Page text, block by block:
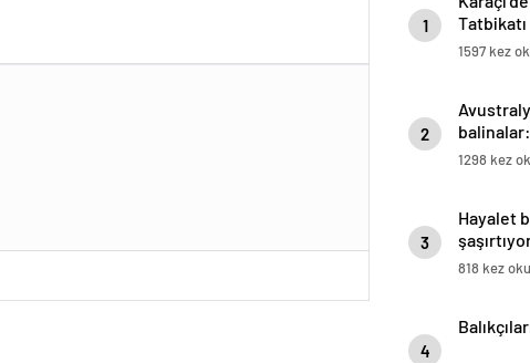
1
Tatbikatı
1597 kez
2
balinalar:
öldü
1298 kez
3
Hayalet
818 kez
4